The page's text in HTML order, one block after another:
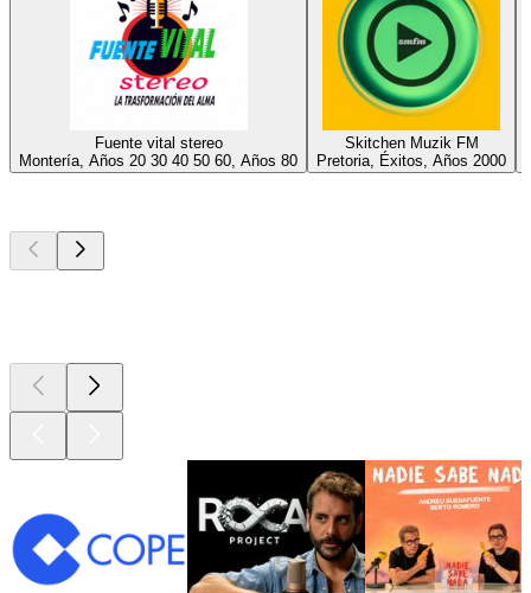
Fuente vital stereo
Montería, Años 20 30 40 50 60, Años 80
Skitchen Muzik FM
Pretoria, Éxitos, Años 2000